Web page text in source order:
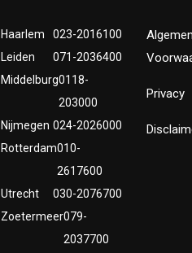
Haarlem
023-2016100
Leiden
071-2036400
Middelburg0118-
203000
Nijmegen 024-2026000
Rotterdam010-
2617600
Utrecht
030-2076700
Zoetermeer079-
2037700
Privacy